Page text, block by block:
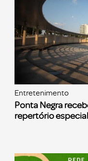
Entretenimento
Ponta Negra
repertório